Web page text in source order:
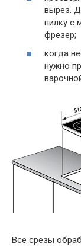
вырез.
пилку с
фрезер;
когда
нужно
Все срезы